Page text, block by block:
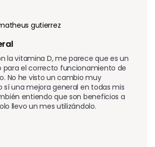
gutierrez
la vitamina D, me parece que es un
el correcto funcionamiento de
No he visto un cambio muy
sí una mejora general en todas mis
entiendo que son beneficios a
llevo un mes utilizándolo.